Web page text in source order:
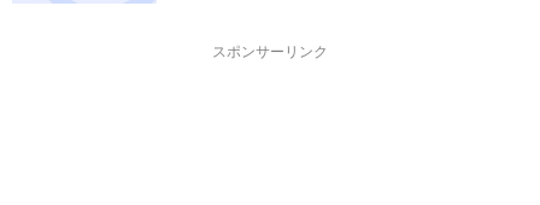
スポンサーリンク